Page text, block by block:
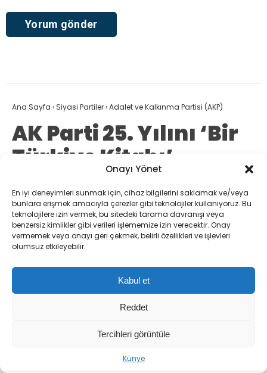
Onayı Yönet
En iyi deneyimleri sunmak için, cihaz bilgilerini saklamak ve/veya
bunlara erişmek amacıyla çerezler gibi teknolojiler kullanıyoruz. Bu
teknolojilere izin vermek, bu sitedeki tarama davranışı veya
benzersiz kimlikler gibi verileri işlememize izin verecektir. Onay
vermemek veya onayı geri çekmek, belirli özellikleri ve işlevleri
olumsuz etkileyebilir.
Kabul et
Reddet
Tercihleri görüntüle
Künye
Ana Sayfa › Siyasi Partiler›Adalet ve Kalkınma Partisi (AKP)
AK Parti 25. Yılını ‘Bir
Türkiye Kitabı’
Temasıyla Kutluyor
AK Parti’nin 25. kuruluş yıl dönümü nedeniyle
hazırlanan ‘AK Parti bir Türkiye kitabıdır’
temalı video paylaşıldı. Milletle geçen
çeyrek asrın hikayesi anlatılıyor.